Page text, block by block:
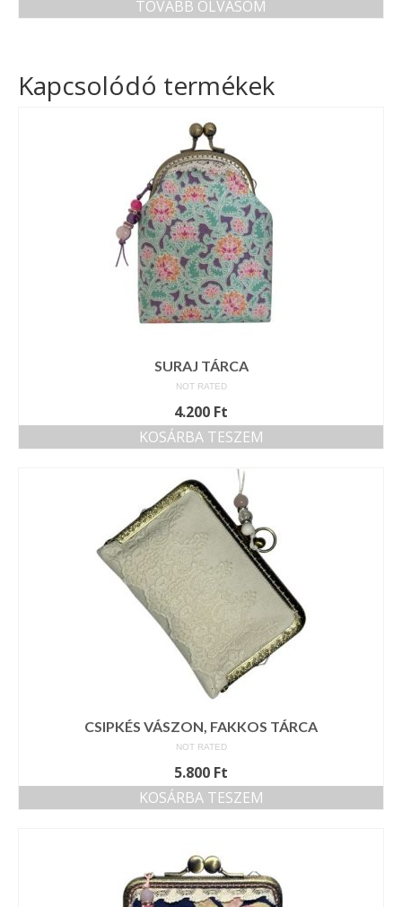
TOVÁBB OLVASOM
Kapcsolódó termékek
SURAJ TÁRCA
NOT RATED
4.200 Ft
KOSÁRBA TESZEM
CSIPKÉS VÁSZON, FAKKOS TÁRCA
NOT RATED
5.800 Ft
KOSÁRBA TESZEM